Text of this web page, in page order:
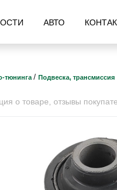
АВТО
тюнинга / Подвеска, трансмиссия
о товаре, отзывы